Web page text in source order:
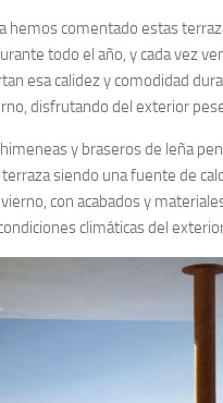
hemos comentado estas
todo el año, y cada vez
esa calidez y comodidad
disfrutando del exterior
y braseros de leña
siendo una fuente de
con acabados y
climáticas del